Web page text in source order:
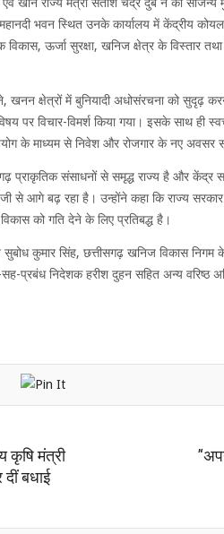
भवन स्थित उनके कार्यालय में केंद्रीय
ऊर्जा सुरक्षा, खनिज क्षेत्र के विस्तार
खनन क्षेत्रों में बुनियादी अधोसंरचना को सुदृढ़
पर विचार-विमर्श किया गया। इसके साथ ही
के माध्यम से निवेश और रोजगार के नए अवसर
प्राकृतिक संसाधनों से समृद्ध राज्य है और
से आगे बढ़ रहा है। उन्होंने कहा कि राज्य
को गति देने के लिए प्रतिबद्ध है।
कुमार सिंह, छत्तीसगढ़ खनिज विकास
प्रबंध निदेशक हरीश दुहन सहित अन्य वरिष्ठ
कृषि मंत्री
बधाई